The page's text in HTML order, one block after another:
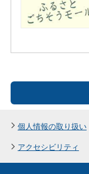
個人情報の取り扱い
アクセシビリティ